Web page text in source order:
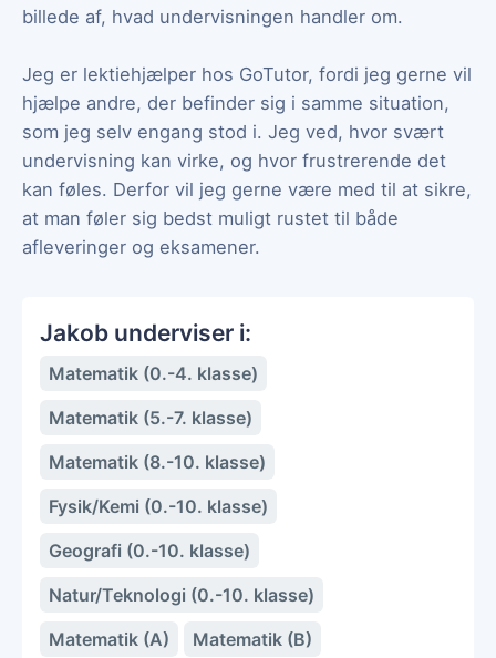
billede af, hvad undervisningen handler om.
Jeg er lektiehjælper hos GoTutor, fordi jeg gerne vil
hjælpe andre, der befinder sig i samme situation,
som jeg selv engang stod i. Jeg ved, hvor svært
undervisning kan virke, og hvor frustrerende det
kan føles. Derfor vil jeg gerne være med til at sikre,
at man føler sig bedst muligt rustet til både
afleveringer og eksamener.
Jakob underviser i:
Matematik (0.-4. klasse)
Matematik (5.-7. klasse)
Matematik (8.-10. klasse)
Fysik/Kemi (0.-10. klasse)
Geografi (0.-10. klasse)
Natur/Teknologi (0.-10. klasse)
Matematik (A)
Matematik (B)